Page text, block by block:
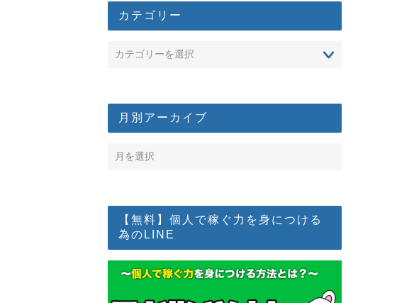
カテゴリー
月別アーカイブ
【無料】個人で稼ぐ力を身につける
為のLINE